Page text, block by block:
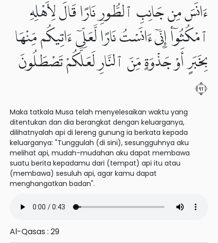
ءَانَسَ مِن جَانِبِ ٱلطُّورِ نَارًا قَالَ لِأَهْلِهِ
ٱمْكُثُوٓا۟ إِنِّىٓ ءَانَسْتُ نَارًا لَّعَلِّىٓ ءَاتِيكُم مِّنْهَا
بِخَبَرٍ أَوْ جَذْوَةٍ مِّنَ ٱلنَّارِ لَعَلَّكُمْ تَصْطَلُونَ
٢٩
Maka tatkala Musa telah menyelesaikan waktu yang
ditentukan dan dia berangkat dengan keluarganya,
dilihatnyalah api di lereng gunung ia berkata kepada
keluarganya: "Tunggulah (di sini), sesungguhnya aku
melihat api, mudah-mudahan aku dapat membawa
suatu berita kepadamu dari (tempat) api itu atau
(membawa) sesuluh api, agar kamu dapat
menghangatkan badan".
Al-Qasas : 29